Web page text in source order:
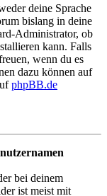
deine Sprache
bislang in deine
Administrator, ob
kann. Falls
wenn du es
dazu können auf
phpBB.de
bei deinem
ist meist mit